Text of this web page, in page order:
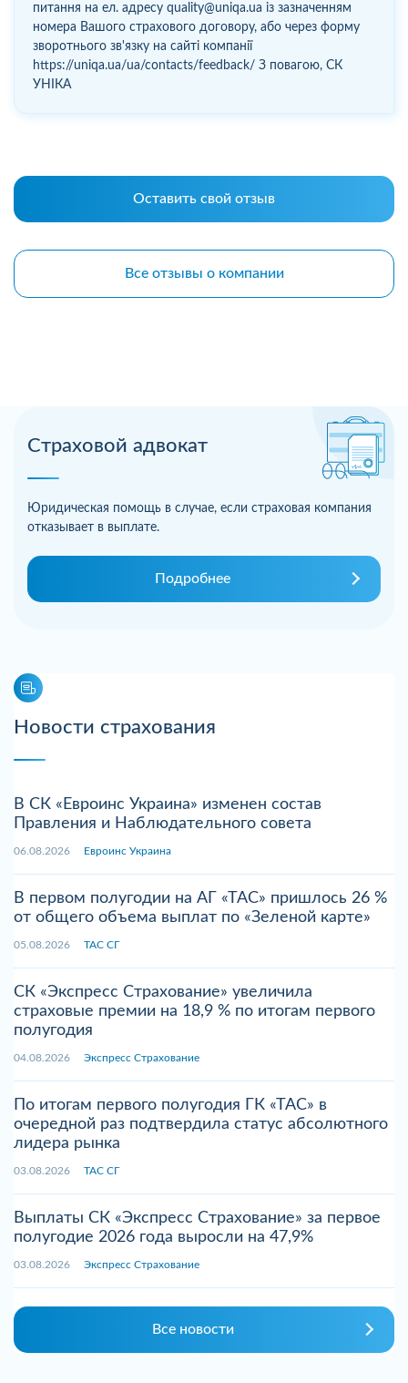
Страховой адвокат
Юридическая помощь в случае, если страховая компания
отказывает в выплате.
Подробнее
Новости страхования
В СК «Евроинс Украина» изменен состав
Правления и Наблюдательного совета
06.08.2026 Евроинс Украина
В первом полугодии на АГ «ТАС» пришлось 26 %
от общего объема выплат по «Зеленой карте»
05.08.2026 ТАС СГ
СК «Экспресс Страхование» увеличила
страховые премии на 18,9 % по итогам первого
полугодия
04.08.2026 Экспресс Страхование
По итогам первого полугодия ГК «ТАС» в
очередной раз подтвердила статус абсолютного
лидера рынка
03.08.2026 ТАС СГ
Выплаты СК «Экспресс Страхование» за первое
полугодие 2026 года выросли на 47,9%
03.08.2026 Экспресс Страхование
Все новости
питання на ел. адресу quality@uniqa.ua із зазначенням
номера Вашого страхового договору, або через форму
зворотнього зв'язку на сайті компанії
https://uniqa.ua/ua/contacts/feedback/ З повагою, СК
УНІКА
Оставить свой отзыв
Все отзывы о компании